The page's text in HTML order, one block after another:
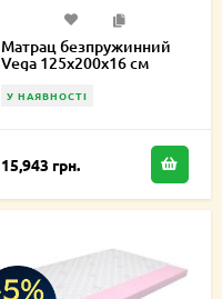
Матрац безпружинний
Vega 125х200х16 см
У НАЯВНОСТІ
15,943 грн.